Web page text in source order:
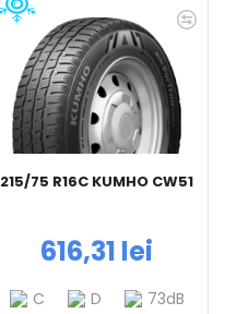
215/75 R16C KUMHO CW51
616,31 lei
C D 73dB